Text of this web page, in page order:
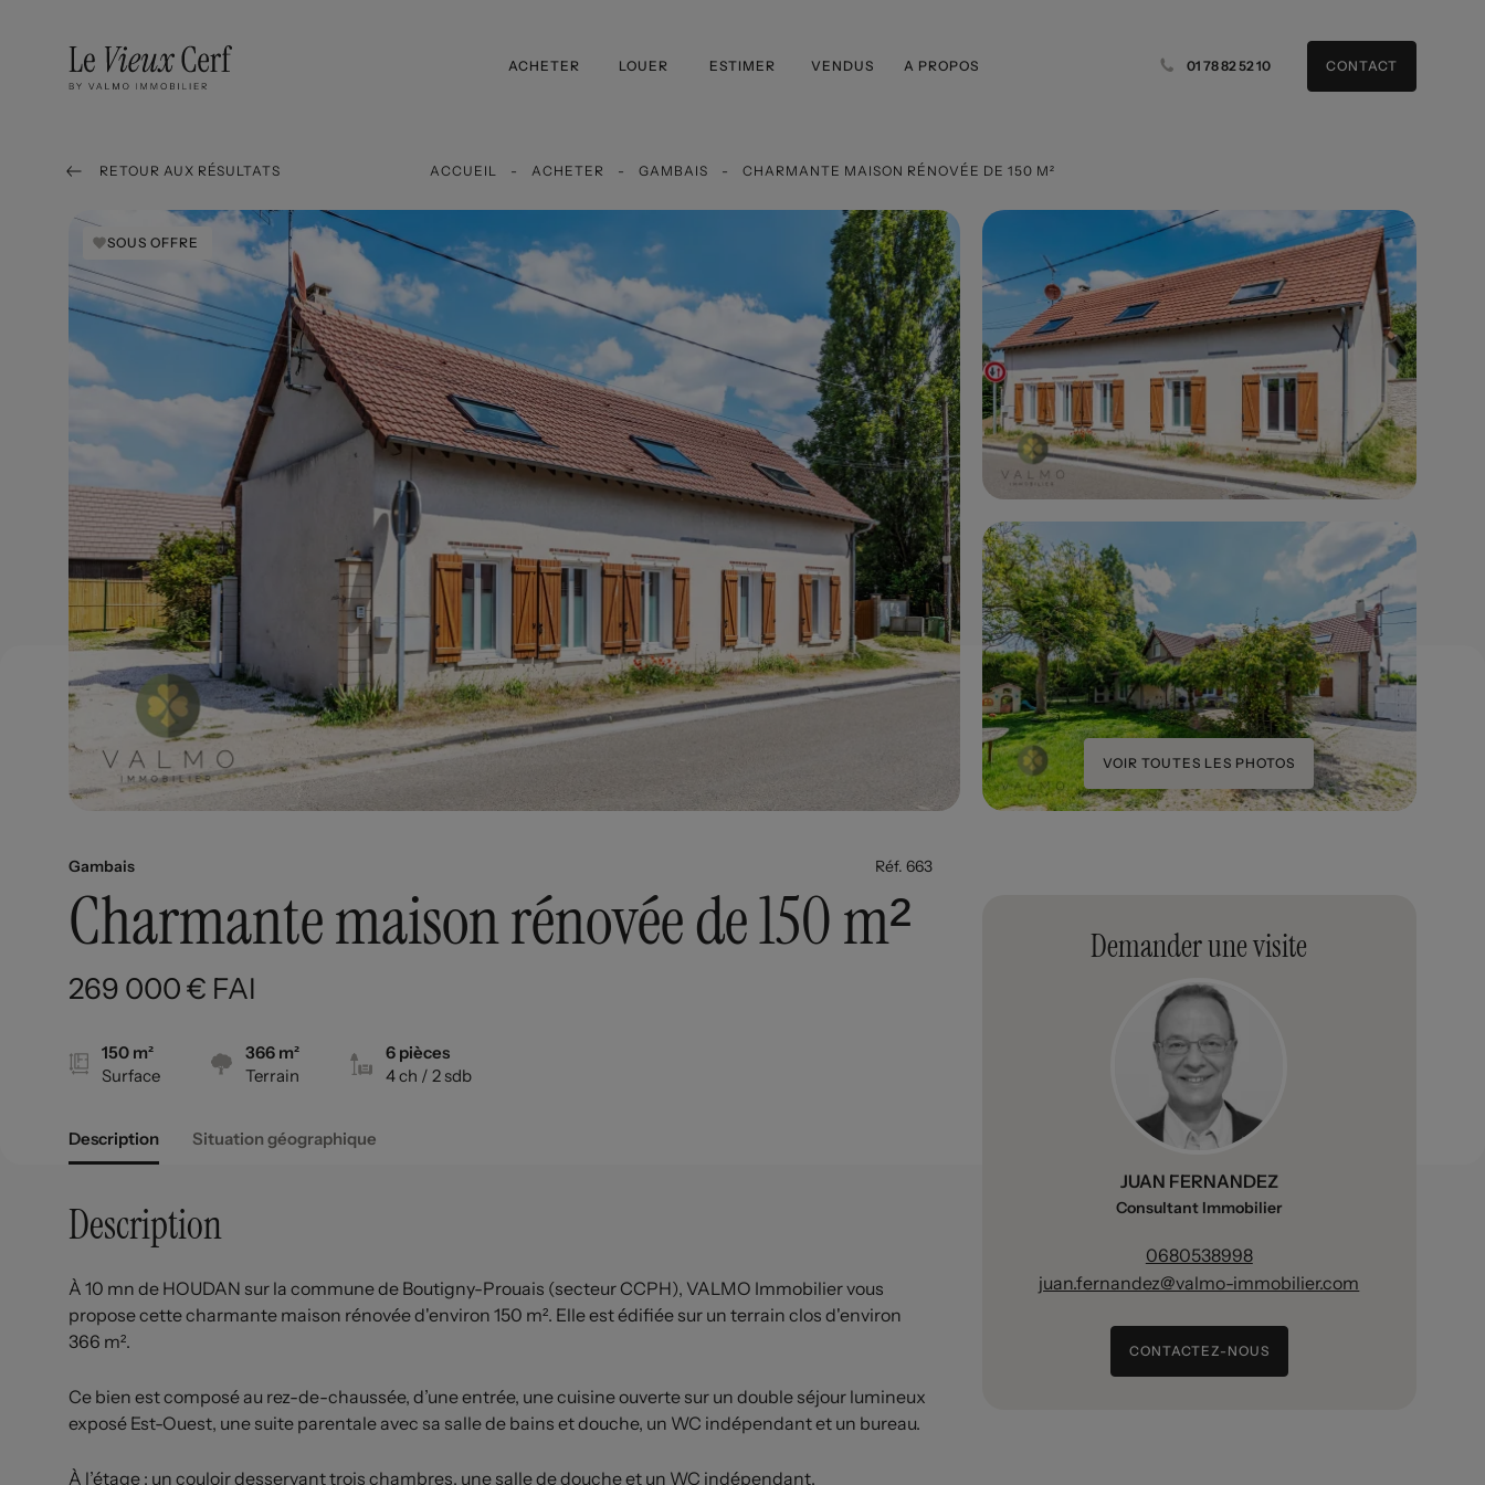
ACHETER LOUER ESTIMER VENDUS A PROPOS 01 78 82 52 10 CONTACT
ACCUEIL ACHETER GAMBAIS CHARMANTE MAISON RÉNOVÉE DE 150 M²
RETOUR AUX RÉSULTATS
SOUS OFFRE
VOIR TOUTES LES PHOTOS
Gambais Réf. 663
Charmante maison rénovée de 150 m²
269 000 € FAI
150 m²
Surface
366 m²
Terrain
6 pièces
4 ch / 2 sdb
Description Situation géographique
Description
À 10 mn de HOUDAN sur la commune de Boutigny-Prouais (secteur CCPH), VALMO Immobilier vous
propose cette charmante maison rénovée d'environ 150 m². Elle est édifiée sur un terrain clos d'environ
366 m².
Ce bien est composé au rez-de-chaussée, d’une entrée, une cuisine ouverte sur un double séjour lumineux
exposé Est-Ouest, une suite parentale avec sa salle de bains et douche, un WC indépendant et un bureau.
À l’étage : un couloir desservant trois chambres, une salle de douche et un WC indépendant.
Demander une visite
JUAN FERNANDEZ
Consultant Immobilier
0680538998
juan.fernandez@valmo-immobilier.com
CONTACTEZ-NOUS